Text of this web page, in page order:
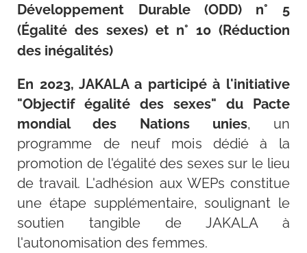
Développement Durable (ODD) n° 5
(Égalité des sexes) et n° 10 (Réduction
des inégalités)
En 2023, JAKALA a participé à l'initiative
"Objectif égalité des sexes" du Pacte
mondial des Nations unies, un
programme de neuf mois dédié à la
promotion de l'égalité des sexes sur le lieu
de travail. L'adhésion aux WEPs constitue
une étape supplémentaire, soulignant le
soutien tangible de JAKALA à
l'autonomisation des femmes.